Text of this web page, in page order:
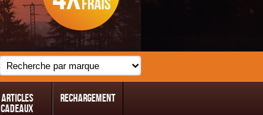
Articles
Cadeaux
Rechargement